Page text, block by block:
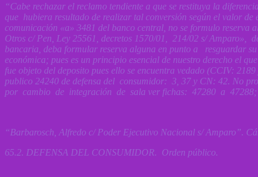
“Cabe rechazar el reclamo tendiente a que se restituya la
que hubiera resultado de realizar tal conversión según el valor
comunicación «a» 3481 del banco central, no se formulo reserva
Otros c/ Pen, Ley 25561, decretos 1570/01, 214/02 s/
bancaria, deba formular reserva alguna en punto a resguardar
económica; pues es un principio esencial de nuestro derecho el
fue objeto del deposito pues ello se encuentra vedado (CCIV:
publico 24240 de defensa del consumidor: 3, 37 y CN: 42. No
por cambio de integración de sala ver fichas: 47280 a 47288;
“Barbarosch , Alfredo c/ Poder Ejecutivo Nacional s/ Amparo”.
65.2. DEFENSA DEL CONSUMIDOR. Orden público.